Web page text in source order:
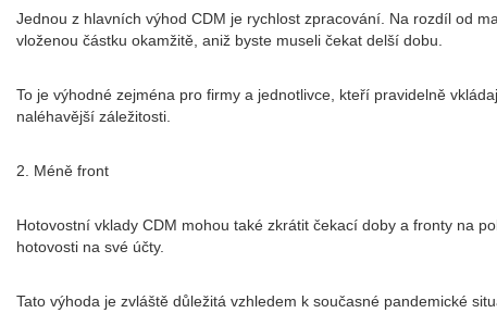
Jednou z hlavních výhod CDM je rychlost zpracování. Na rozdíl od
vloženou částku okamžitě, aniž byste museli čekat delší dobu.
To je výhodné zejména pro firmy a jednotlivce, kteří pravidelně
naléhavější záležitosti.
2. Méně front
Hotovostní vklady CDM mohou také zkrátit čekací doby a fronty na
hotovosti na své účty.
Tato výhoda je zvláště důležitá vzhledem k současné pandemické